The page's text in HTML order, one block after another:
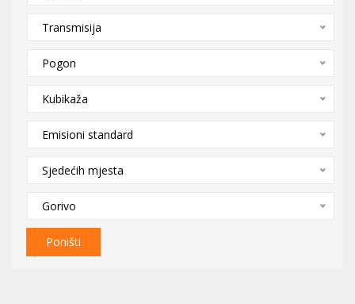
Transmisija
Pogon
Kubikaža
Emisioni standard
Sjedećih mjesta
Gorivo
Poništi